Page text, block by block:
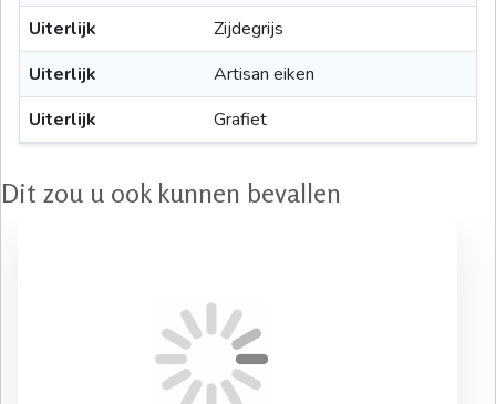
Uiterlijk
Zijdegrijs
Uiterlijk
Artisan eiken
Uiterlijk
Grafiet
Dit zou u ook kunnen bevallen